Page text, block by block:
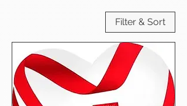
Filter & Sort